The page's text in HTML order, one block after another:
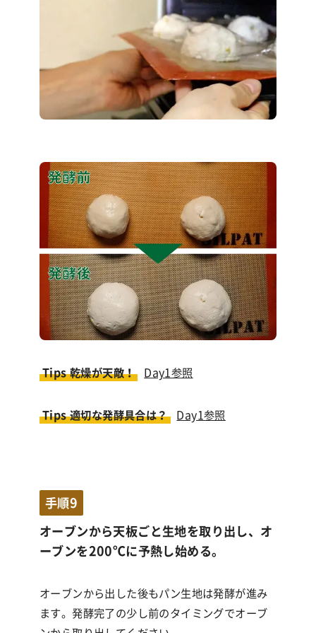
Tips 乾燥が天敵！ Day1参照
Tips 適切な発酵具合は？ Day1参照
手順9
オーブンから天板ごと生地を取り出し、オ
ーブンを200℃に予熱し始める。
オーブンから出した後もパン生地は発酵が進み
ます。発酵完了の少し前のタイミングでオーブ